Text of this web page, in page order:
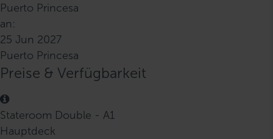
Puerto Princesa
an:
25 Jun 2027
Puerto Princesa
Preise & Verfügbarkeit
Stateroom Double - A1
Hauptdeck